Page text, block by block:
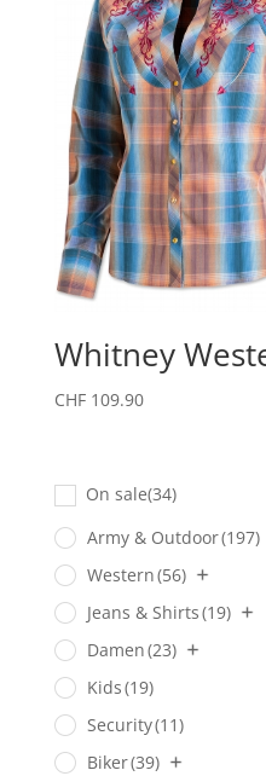
Whitney
CHF109.90
On sale(34)
Army & Outdoor(197)
Western(56)
Jeans & Shirts(19)
Damen(23)
Kids(19)
Security(11)
Biker(39)